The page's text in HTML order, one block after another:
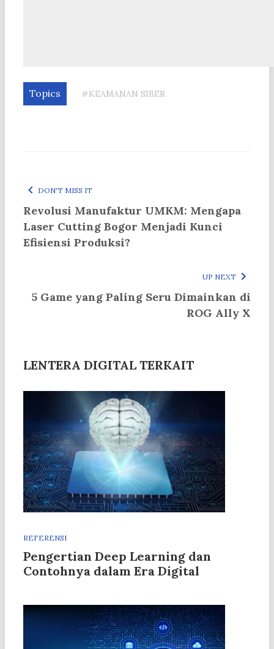
Topics #KEAMANAN SIBER
DON'T MISS IT
Revolusi Manufaktur UMKM: Mengapa
Laser Cutting Bogor Menjadi Kunci
Efisiensi Produksi?
UP NEXT
5 Game yang Paling Seru Dimainkan di
ROG Ally X
LENTERA DIGITAL TERKAIT
REFERENSI
Pengertian Deep Learning dan
Contohnya dalam Era Digital